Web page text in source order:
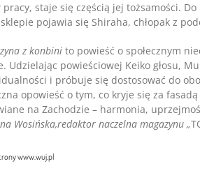
pracy, staje się częścią jej tożsamości.
pojawia się Shiraha, chłopak z
z konbini to powieść o społecznym
Udzielając powieściowej Keiko głosu,
i próbuje się dostosować do
opowieść o tym, co kryje się za
na Zachodzie – harmonia,
Wosińska,redaktor naczelna magazynu „
www.wuj.pl